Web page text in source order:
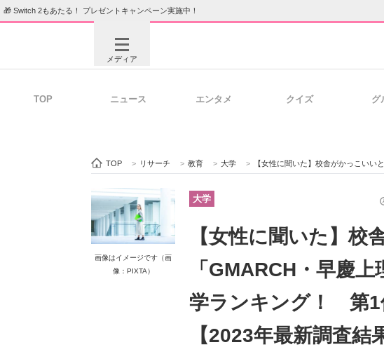
🎁 Switch 2もあたる！ プレゼントキャンペーン実施中！
メディア
ビジネスと働き方のヒント
ITエンジニア向け専門サイト 企業向けIT製品の総合サイト
モノづくり技術者専門サイト エレクトロニクス専門サイト
TOP ニュース エンタメ クイズ グ
TOP > リサーチ > 教育 > 大学 > 【女性に聞いた】校舎がかっこいいと思う「GMARCH・
画像はイメージです（画
像：PIXTA）
大学
【女性に聞いた】校
「GMARCH・早慶
学ランキング！ 第1
【2023年最新調査結